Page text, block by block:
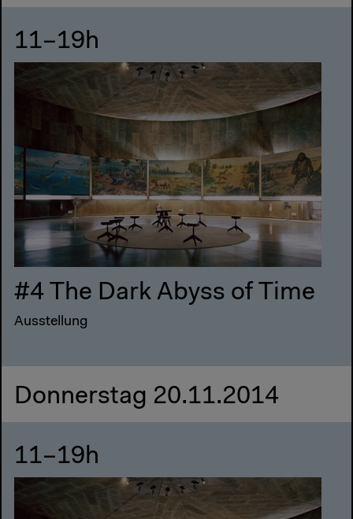
11–19h
#4 The Dark Abyss of Time
Ausstellung
Donnerstag 20.11.2014
11–19h